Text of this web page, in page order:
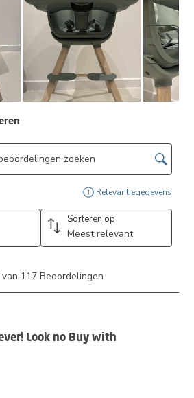
zoeken per regio
Relevantiegegevens
Sorteren op
Meest relevant
117 Beoordelingen
Look no Buy with